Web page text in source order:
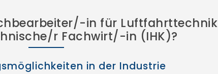
in für Luftfahrttechnik
r Fachwirt/-in (IHK)?
in der Industrie